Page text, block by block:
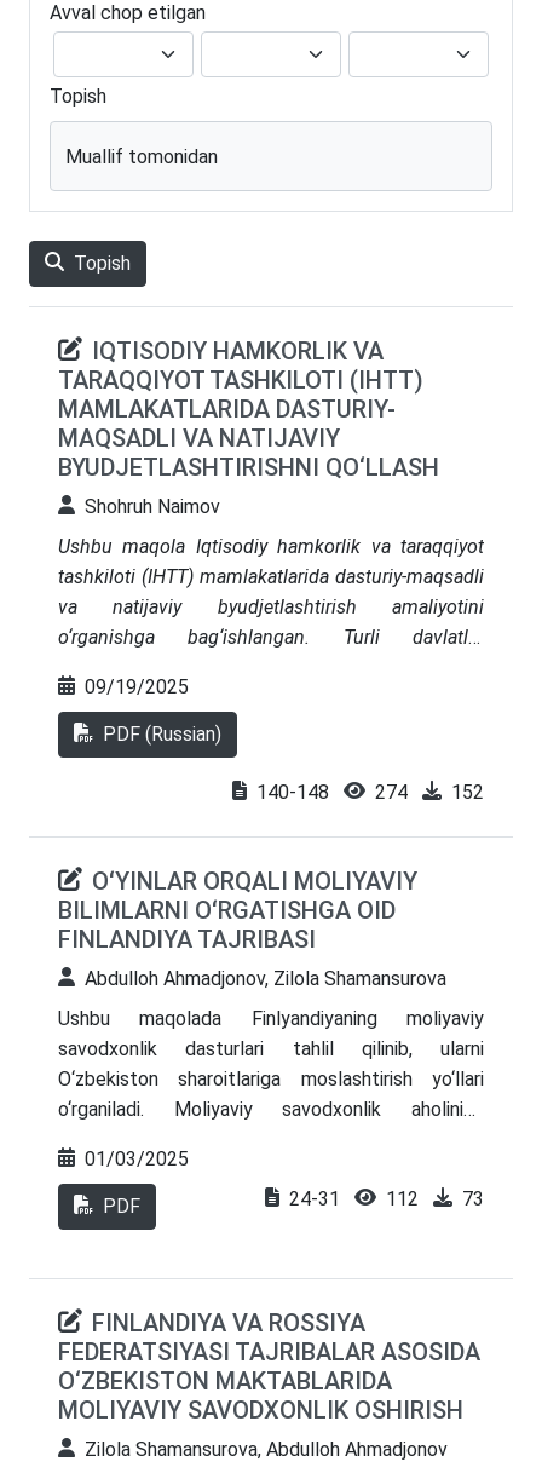
Avval chop etilgan
Topish
Muallif tomonidan
Topish
IQTISODIY HAMKORLIK VA
TARAQQIYOT TASHKILOTI (IHTT)
MAMLAKATLARIDA DASTURIY-
MAQSADLI VA NATIJAVIY
BYUDJETLASHTIRISHNI QO‘LLASH
Shohruh Naimov
Ushbu maqola Iqtisodiy hamkorlik va taraqqiyot
tashkiloti (IHTT) mamlakatlarida dasturiy-maqsadli
va natijaviy byudjetlashtirish amaliyotini
o‘rganishga bag‘ishlangan. Turli davlatlar
shaffofligini oshirish uchun qo‘llanilayotgan
yondashuvlar ko‘rib chiqiladi. Davlat dasturlarini
shakllantirish, natijalarni baholash tizimi va
boshqaruv qarorlarini qabul qilish o‘rtasidagi
tajribalari va mavjud cheklovlar tahlil qilinadi.
O‘tish davridagi iqtisodiyotga ega mamlakatlarda
byudjet tizimini modernizatsiya qilish doirasida
xorijiy tajribani moslashtirish muhimligi
09/19/2025
PDF (Russian)
140-148 274 152
OʻYINLAR ORQALI MOLIYAVIY
BILIMLARNI OʻRGATISHGA OID
FINLANDIYA TAJRIBASI
Abdulloh Ahmadjonov, Zilola Shamansurova
Ushbu maqolada Finlyandiyaning moliyaviy
savodxonlik dasturlari tahlil qilinib, ularni
O‘zbekiston sharoitlariga moslashtirish yo‘llari
o‘rganiladi. Moliyaviy savodxonlik aholining
ko‘rsatishini ta’kidlagan holda, tadqiqotda davlat
va xususiy sektor hamkorligi, ta’lim muassasalarida
maxsus kurslar va malaka oshirishlar tashkil etish,
tajribasi asosida ishlab chiqilgan taklif va tavsiyalar
O‘zbekiston maktab ta’limi tizimida moliyaviy
savodxonlikni oshirishga qaratilgan amaliy
dasturlarni shakllantirishda katta ahamiyatga ega.
01/03/2025
PDF 24-31 112 73
FINLANDIYA VA ROSSIYA
FEDERATSIYASI TAJRIBALAR ASOSIDA
O‘ZBEKISTON MAKTABLARIDA
MOLIYAVIY SAVODXONLIK OSHIRISH
Zilola Shamansurova, Abdulloh Ahmadjonov